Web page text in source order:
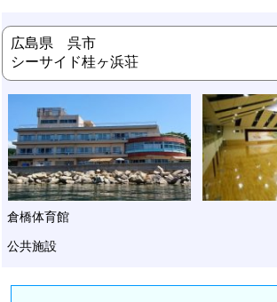
広島県 呉市
シーサイド桂ヶ浜荘
倉橋体育館
公共施設